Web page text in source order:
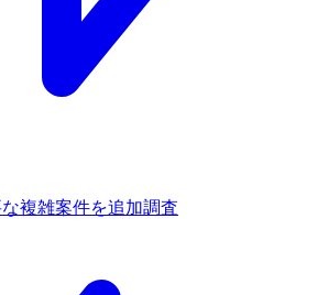
複雑案件を追加調査